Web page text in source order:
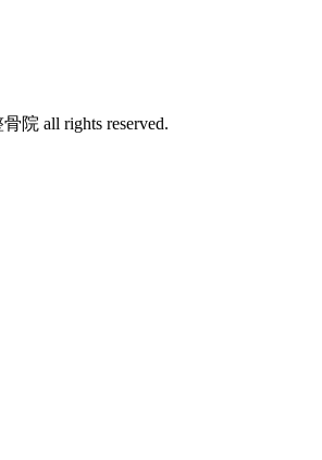
院 all rights reserved.